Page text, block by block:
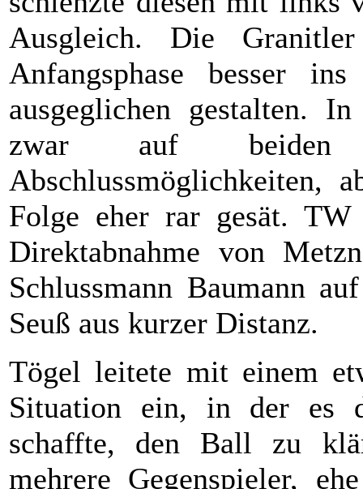
Ausgleich. Die
Anfangsphase besser
ausgeglichen gestalten.
zwar auf beiden
Abschlussmöglichkeiten,
Folge eher rar gesät. TW
Direktabnahme von
Schlussmann Baumann
Seuß aus kurzer Distanz.
Tögel leitete mit einem
Situation ein, in der es
schaffte, den Ball zu
mehrere Gegenspieler,